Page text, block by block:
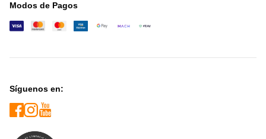
Modos de Pagos
Síguenos en: